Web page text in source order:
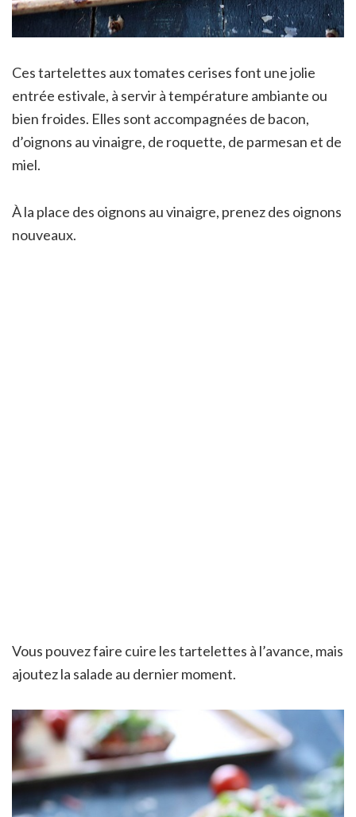
Ces tartelettes aux tomates cerises font une jolie
entrée estivale, à servir à température ambiante ou
bien froides. Elles sont accompagnées de bacon,
d’oignons au vinaigre, de roquette, de parmesan et de
miel.
À la place des oignons au vinaigre, prenez des oignons
nouveaux.
Vous pouvez faire cuire les tartelettes à l’avance, mais
ajoutez la salade au dernier moment.